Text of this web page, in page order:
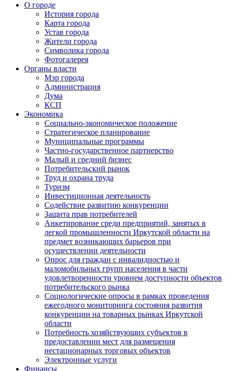
О городе
История города
Карта города
Устав города
Жители города
Символика города
Фотогалерея
Органы власти
Мэр города
Администрация
Дума
КСП
Экономика
Социально-экономическое положение
Стратегическое планирование
Муниципальные программы
Частно-государственное партнерство
Малый и средний бизнес
Потребительский рынок
Труд и охрана труда
Туризм
Инвестиционная деятельность
Содействие развитию конкуренции
Защита прав потребителей
Анкетирование среди предприятий, занятых в
легкой промышленности Иркутской области на
предмет возникающих барьеров при
осуществлении деятельности
Опрос для граждан с инвалидностью и
маломобильных групп населения в части
удовлетворенности уровнем доступности объектов
потребительского рынка
Социологические опросы в рамках проведения
ежегодного мониторинга состояния развития
конкуренции на товарных рынках Иркутской
области
Потребность хозяйствующих субъектов в
предоставлении мест для размещения
нестационарных торговых объектов
Электронные услуги
Финансы